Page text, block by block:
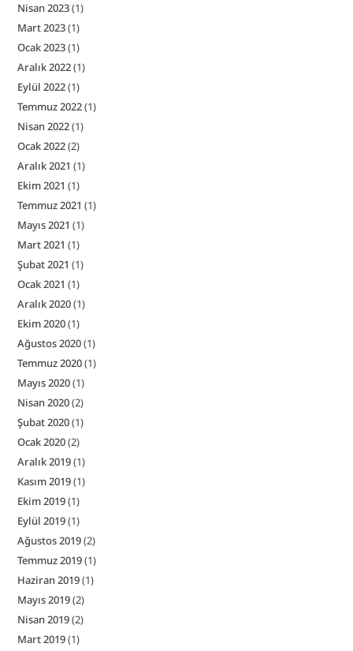
Nisan 2023(1)
Mart 2023(1)
Ocak 2023(1)
Aralık 2022(1)
Eylül 2022(1)
Temmuz 2022(1)
Nisan 2022(1)
Ocak 2022(2)
Aralık 2021 (1)
Ekim 2021 (1)
Temmuz 2021 (1)
Mayıs 2021 (1)
Mart 2021 (1)
Şubat 2021 (1)
Ocak 2021 (1)
Aralık 2020(1)
Ekim 2020(1)
Ağustos 2020(1)
Temmuz 2020(1)
Mayıs 2020(1)
Nisan 2020(2)
Şubat 2020(1)
Ocak 2020(2)
Aralık 2019(1)
Kasım 2019(1)
Ekim 2019(1)
Eylül 2019(1)
Ağustos 2019(2)
Temmuz 2019(1)
Haziran 2019(1)
Mayıs 2019(2)
Nisan 2019(2)
Mart 2019(1)